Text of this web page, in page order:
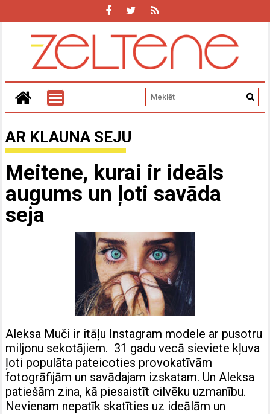
AR KLAUNA SEJU
Meitene, kurai ir ideāls
augums un ļoti savāda
seja
Aleksa Muči ir itāļu Instagram modele ar pusotru
miljonu sekotājiem. 31 gadu vecā sieviete kļuva
ļoti populāta pateicoties provokatīvām
fotogrāfijām un savādajam izskatam. Un Aleksa
patiešām zina, kā piesaistīt cilvēku uzmanību.
Nevienam nepatīk skatīties uz ideālām un